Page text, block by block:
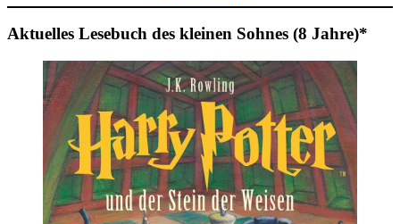
Aktuelles Lesebuch des kleinen Sohnes (8 Jahre)*